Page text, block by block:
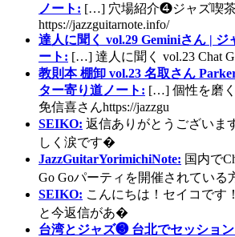
ノート: […] 穴場紹介❹ジャズ喫
https://jazzguitarnote.info/
達人に聞く vol.29 Geminiさん | ジ
ート: […] 達人に聞く vol.23 Chat
教則本 棚卸 vol.23 名取さん
ター寄り道ノート: […] 個性を磨
免信喜さんhttps://jazzgu
SEIKO: 返信ありがとうございま
しく涙です�
JazzGuitarYorimichiNote: 国内で
Go Goパーティを開催されている
SEIKO: こんにちは！セイコです
と今返信があ�
台湾とジャズ❸ 台北でセッショ